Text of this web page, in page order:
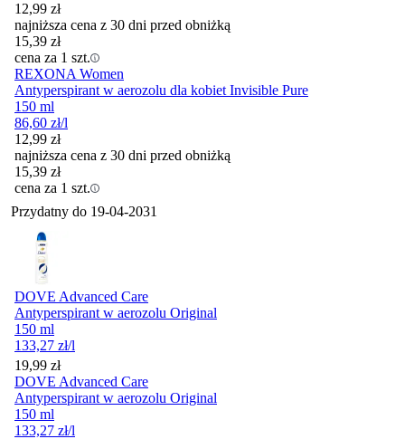
12,99 zł
najniższa cena z 30 dni przed obniżką
15,39 zł
cena za 1 szt.
REXONA Women
Antyperspirant w aerozolu dla kobiet Invisible Pure
150 ml
86,60 zł/l
12,99 zł
najniższa cena z 30 dni przed obniżką
15,39 zł
cena za 1 szt.
Przydatny do 19-04-2031
DOVE Advanced Care
Antyperspirant w aerozolu Original
150 ml
133,27 zł/l
Cena
19,99 zł
DOVE Advanced Care
Antyperspirant w aerozolu Original
150 ml
133,27 zł/l